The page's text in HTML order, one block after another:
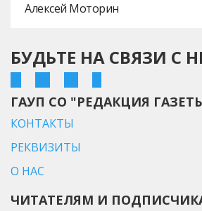
Алексей Моторин
БУДЬТЕ НА СВЯЗИ С
ГАУП СО "РЕДАКЦИЯ
КОНТАКТЫ
РЕКВИЗИТЫ
О НАС
ЧИТАТЕЛЯМ И